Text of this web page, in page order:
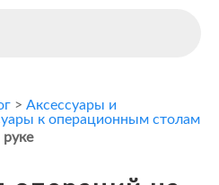
> Аксессуары и
к операционным столам